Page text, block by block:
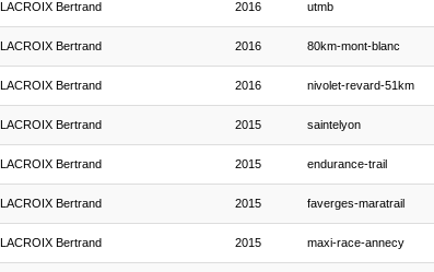
LACROIX Bertrand 2016 utmb
LACROIX Bertrand 2016 80km-mont-blanc
LACROIX Bertrand 2016 nivolet-revard-51km
LACROIX Bertrand 2015 saintelyon
LACROIX Bertrand 2015 endurance-trail
LACROIX Bertrand 2015 faverges-maratrail
LACROIX Bertrand 2015 maxi-race-annecy